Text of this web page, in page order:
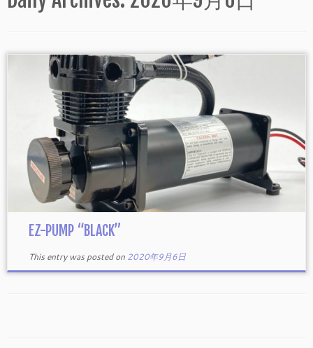
EZ-PUMP “BLACK”
This entry was posted on 2020年9月6日